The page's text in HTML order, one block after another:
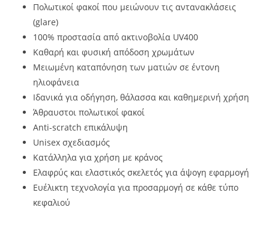
Πολωτικοί φακοί που μειώνουν τις αντανακλάσεις
(glare)
100% προστασία από ακτινοβολία UV400
Καθαρή και φυσική απόδοση χρωμάτων
Μειωμένη καταπόνηση των ματιών σε έντονη
ηλιοφάνεια
Ιδανικά για οδήγηση, θάλασσα και καθημερινή χρήση
Άθραυστοι πολωτικοί φακοί
Anti-scratch επικάλυψη
Unisex σχεδιασμός
Κατάλληλα για χρήση με κράνος
Ελαφρύς και ελαστικός σκελετός για άψογη εφαρμογή
Ευέλικτη τεχνολογία για προσαρμογή σε κάθε τύπο
κεφαλιού